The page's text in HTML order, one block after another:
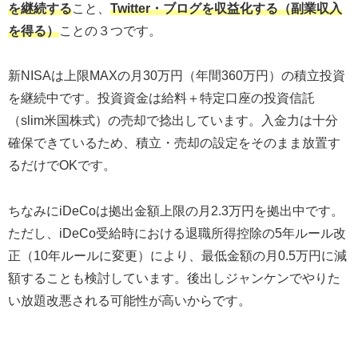
を継続すること、 Twitter・ブログを収益化する（副業収入
を得る）ことの３つです。
新NISAは上限MAXの月30万円（年間360万円）の積立投資
を継続中です。投資資金は給料＋特定口座の投資信託
（slim米国株式）の売却で捻出しています。入金力は十分
確保できているため、積立・売却の設定をそのまま放置す
るだけでOKです。
ちなみにiDeCoは拠出金額上限の月2.3万円を拠出中です。
ただし、iDeCo受給時における退職所得控除の5年ルール改
正（10年ルールに変更）により、最低金額の月0.5万円に減
額することも検討しています。後出しジャンケンでやりた
い放題改悪される可能性が高いからです。